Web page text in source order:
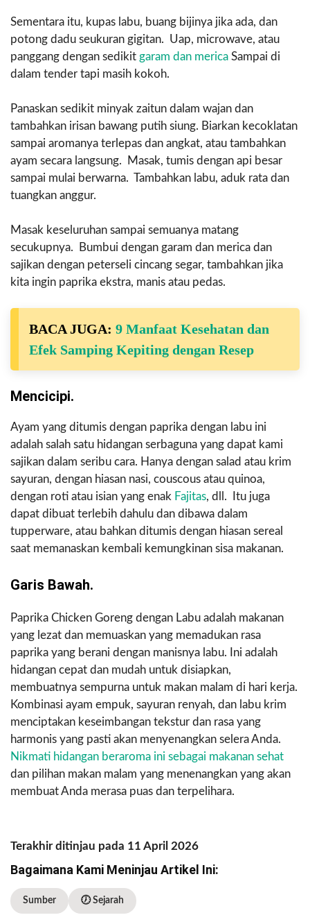
Sementara itu, kupas labu, buang bijinya jika ada, dan
potong dadu seukuran gigitan. Uap, microwave, atau
panggang dengan sedikit garam dan merica Sampai di
dalam tender tapi masih kokoh.
Panaskan sedikit minyak zaitun dalam wajan dan
tambahkan irisan bawang putih siung. Biarkan kecoklatan
sampai aromanya terlepas dan angkat, atau tambahkan
ayam secara langsung. Masak, tumis dengan api besar
sampai mulai berwarna. Tambahkan labu, aduk rata dan
tuangkan anggur.
Masak keseluruhan sampai semuanya matang
secukupnya. Bumbui dengan garam dan merica dan
sajikan dengan peterseli cincang segar, tambahkan jika
kita ingin paprika ekstra, manis atau pedas.
BACA JUGA: 9 Manfaat Kesehatan dan
Efek Samping Kepiting dengan Resep
Mencicipi.
Ayam yang ditumis dengan paprika dengan labu ini
adalah salah satu hidangan serbaguna yang dapat kami
sajikan dalam seribu cara. Hanya dengan salad atau krim
sayuran, dengan hiasan nasi, couscous atau quinoa,
dengan roti atau isian yang enak Fajitas, dll. Itu juga
dapat dibuat terlebih dahulu dan dibawa dalam
tupperware, atau bahkan ditumis dengan hiasan sereal
saat memanaskan kembali kemungkinan sisa makanan.
Garis Bawah.
Paprika Chicken Goreng dengan Labu adalah makanan
yang lezat dan memuaskan yang memadukan rasa
paprika yang berani dengan manisnya labu. Ini adalah
hidangan cepat dan mudah untuk disiapkan,
membuatnya sempurna untuk makan malam di hari kerja.
Kombinasi ayam empuk, sayuran renyah, dan labu krim
menciptakan keseimbangan tekstur dan rasa yang
harmonis yang pasti akan menyenangkan selera Anda.
Nikmati hidangan beraroma ini sebagai makanan sehat
dan pilihan makan malam yang menenangkan yang akan
membuat Anda merasa puas dan terpelihara.
Terakhir ditinjau pada 11 April 2026
Bagaimana Kami Meninjau Artikel Ini:
Sumber 🕖 Sejarah